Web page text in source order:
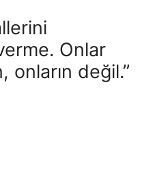
Onlar
onların değil.”